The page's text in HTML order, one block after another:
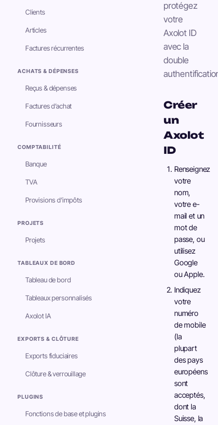
Clients
Articles
Factures récurrentes
ACHATS & DÉPENSES
Reçus & dépenses
Factures d’achat
Fournisseurs
COMPTABILITÉ
Banque
TVA
Provisions d’impôts
PROJETS
Projets
TABLEAUX DE BORD
Tableau de bord
Tableaux personnalisés
Axolot IA
EXPORTS & CLÔTURE
Exports fiduciaires
Clôture & verrouillage
PLUGINS
Fonctions de base et plugins
protégez
votre
Axolot ID
avec la
double
Créer
un
Axolot
ID
Renseignez
votre
nom,
votre e-
mail et un
mot de
passe, ou
utilisez
Google
ou Apple.
Indiquez
votre
numéro
de mobile
(la
plupart
des pays
européens
sont
acceptés,
dont la
Suisse, la